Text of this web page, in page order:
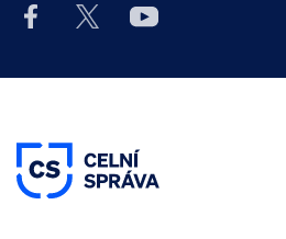
Facebook účet Celní správy ČR
X účet Celní správy ČR
Youtube účet